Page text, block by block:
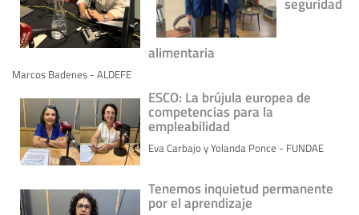
seguridad
alimentaria
Marcos Badenes - ALDEFE
ESCO: La brújula europea de
competencias para la
empleabilidad
Eva Carbajo y Yolanda Ponce - FUNDAE
Tenemos inquietud permanente
por el aprendizaje